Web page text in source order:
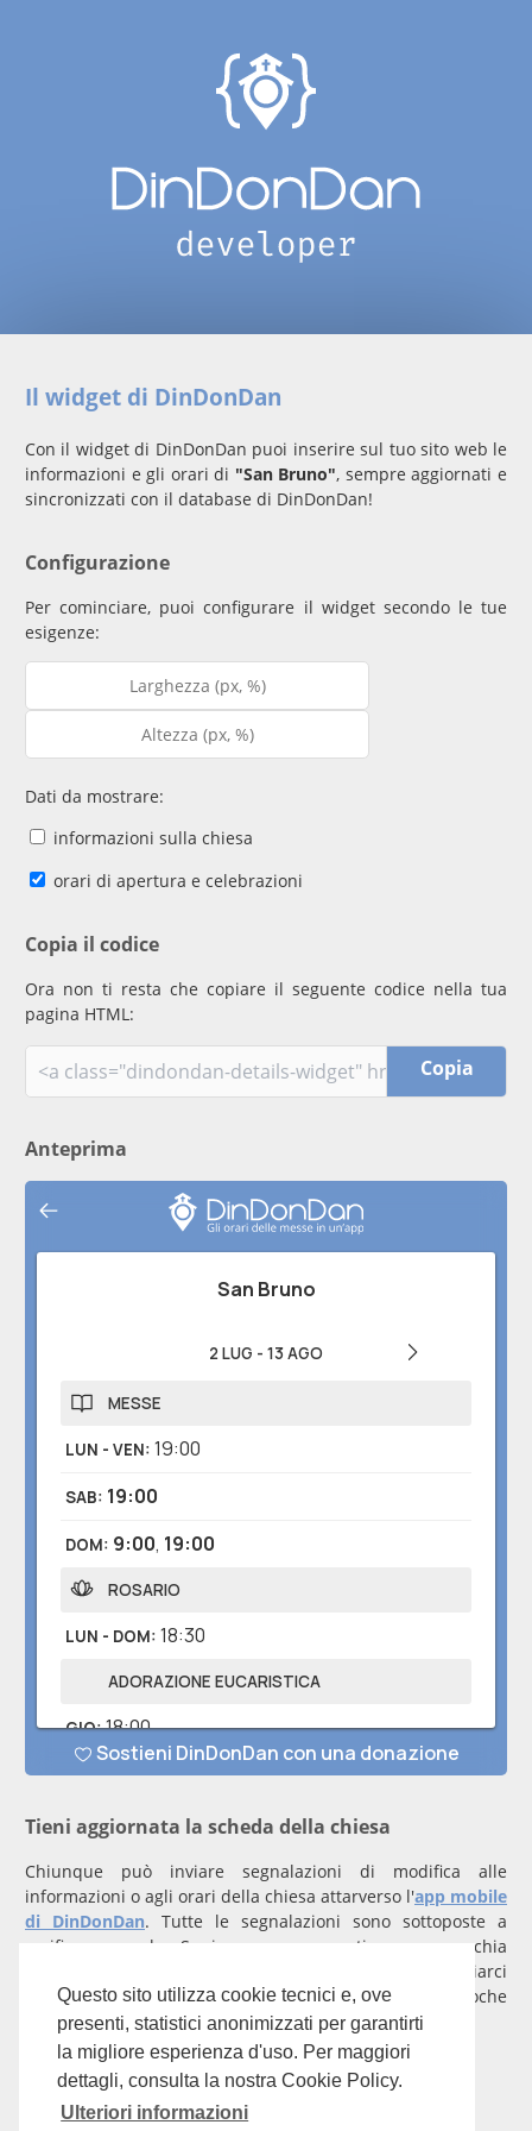
Questo sito utilizza cookie tecnici e, ove
presenti, statistici anonimizzati per garantirti
la migliore esperienza d'uso. Per maggiori
dettagli, consulta la nostra Cookie Policy.
Ulteriori informazioni
Il widget di DinDonDan
Con il widget di DinDonDan puoi inserire sul tuo sito web le
informazioni e gli orari di "San Bruno", sempre aggiornati e
sincronizzati con il database di DinDonDan!
Configurazione
Per cominciare, puoi configurare il widget secondo le tue
esigenze:
Dati da mostrare:
informazioni sulla chiesa
orari di apertura e celebrazioni
Copia il codice
Ora non ti resta che copiare il seguente codice nella tua
pagina HTML:
Copia
Anteprima
Tieni aggiornata la scheda della chiesa
Chiunque può inviare segnalazioni di modifica alle
informazioni o agli orari della chiesa attarverso l'app mobile
di DinDonDan. Tutte le segnalazioni sono sottoposte a
verifica manuale. Se invece rappresenti una parrocchia
con un account verificato per inviarci
comunicazioni prioritarie che saranno gestite entro poche
Per qualunque domanda scrivi ainfo@dindondan.app